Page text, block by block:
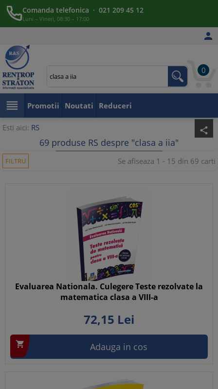
Comanda telefonica · 021 209 45 12
Luni – Vineri, 08:30 – 17:00

0
 Promotii Noutati Reduceri
Esti aici: RS share
69 produse RS despre "clasa a iia"
FILTRU Se afiseaza 1 - 15 din 69 carti
Evaluarea Nationala. Culegere Teste rezolvate la
matematica clasa a VIII-a
72,15 Lei
 Adauga in cos